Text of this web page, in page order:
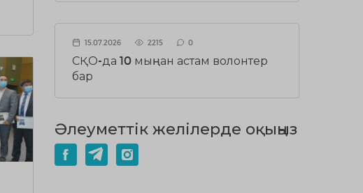
15.07.2026 2215 0
СҚО-да 10 мыңнан астам волонтер
бар
Әлеуметтік желілерде оқыңыз